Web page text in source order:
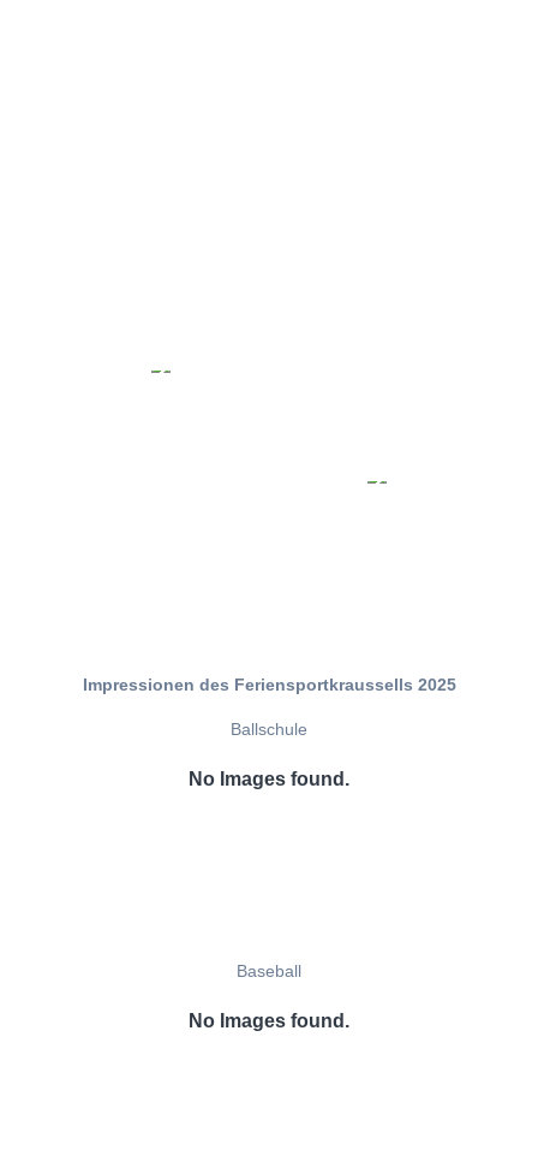
Impressionen des Feriensportkraussells 2025
Ballschule
No Images found.
Baseball
No Images found.